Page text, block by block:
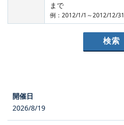
まで
例：2012/1/1～2012/12/31
2026/8/19